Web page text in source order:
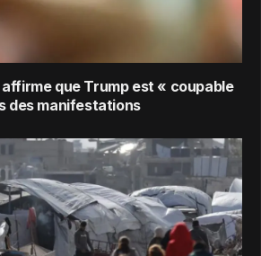
que Trump est « coupable
des manifestations